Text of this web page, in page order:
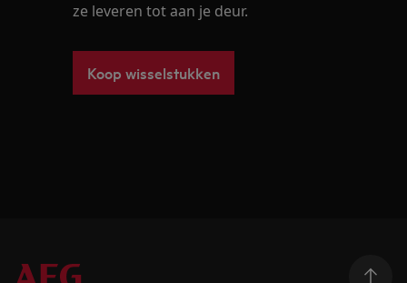
ze leveren tot aan je deur.
Koop wisselstukken